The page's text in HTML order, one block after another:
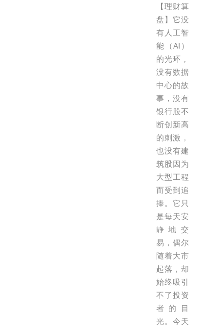
【理财算
盘】它没
有人工智
能（AI）
的光环，
没有数据
中心的故
事，没有
银行股不
断创新高
的刺激，
也没有建
筑股因为
大型工程
而受到追
捧。它只
是每天安
静地交
易，偶尔
随着大市
起落，却
始终吸引
不了投资
者的目
光。今天